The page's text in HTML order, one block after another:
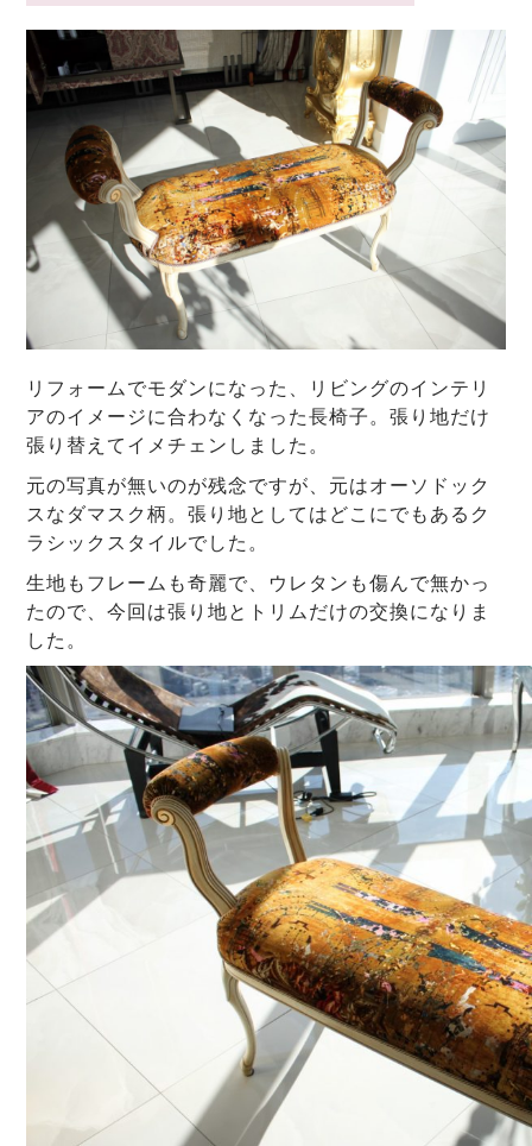
リフォームでモダンになった、リビングのインテリ
アのイメージに合わなくなった長椅子。張り地だけ
張り替えてイメチェンしました。
元の写真が無いのが残念ですが、元はオーソドック
スなダマスク柄。張り地としてはどこにでもあるク
ラシックスタイルでした。
生地もフレームも奇麗で、ウレタンも傷んで無かっ
たので、今回は張り地とトリムだけの交換になりま
した。